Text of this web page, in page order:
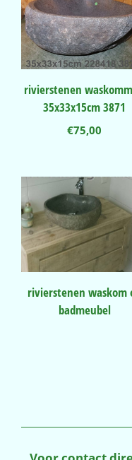
rivierstenen
35x33x15cm 3871
€75,00
rivierstenen waskom
badmeubel